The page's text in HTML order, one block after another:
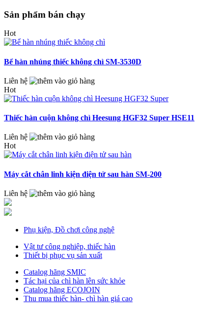
Sản phẩm bán chạy
Hot
Bể hàn nhúng thiếc không chì SM-3530D
Liên hệ
Hot
Thiếc hàn cuộn không chì Heesung HGF32 Super HSE11
Liên hệ
Hot
Máy cắt chân linh kiện điện tử sau hàn SM-200
Liên hệ
Phụ kiện, Đồ chơi công nghệ
Vật tư công nghiệp, thiếc hàn
Thiết bị phục vụ sản xuất
Catalog hãng SMIC
Tác hại của chì hàn lên sức khỏe
Catalog hãng ECOJOIN
Thu mua thiếc hàn- chì hàn giá cao